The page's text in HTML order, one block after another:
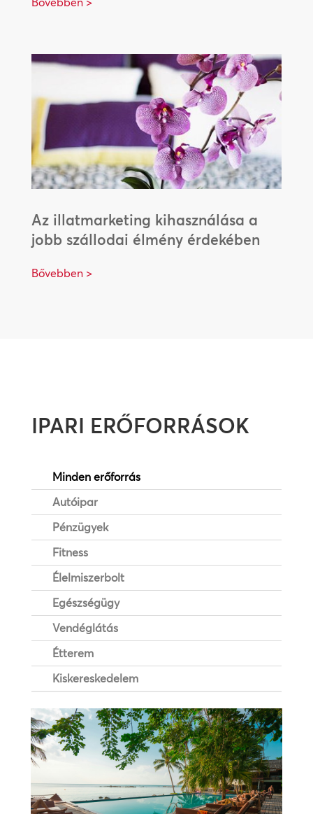
Az illatmarketing kihasználása a
jobb szállodai élmény érdekében
Bővebben >
IPARI ERŐFORRÁSOK
Minden erőforrás
Autóipar
Pénzügyek
Fitness
Élelmiszerbolt
Egészségügy
Vendéglátás
Étterem
Kiskereskedelem